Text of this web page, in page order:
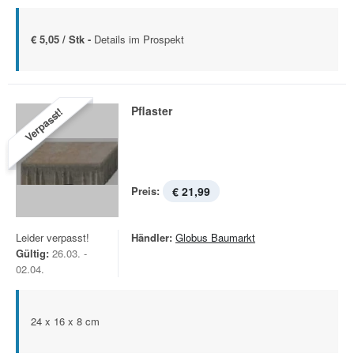
€ 5,05 / Stk - Details im Prospekt
Verpasst! Pflaster
Preis: € 21,99
Leider verpasst!
Gültig: 26.03. -
02.04.
Händler: Globus Baumarkt
24 x 16 x 8 cm